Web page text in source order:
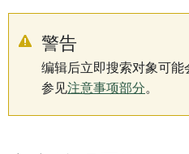
警告
编辑后立即搜索对象可
参见注意事项部分。